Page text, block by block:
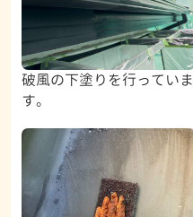
破風の下塗りを行っていま
す。